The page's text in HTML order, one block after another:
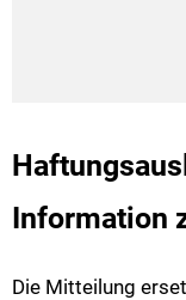
Information
Die Mitteilung